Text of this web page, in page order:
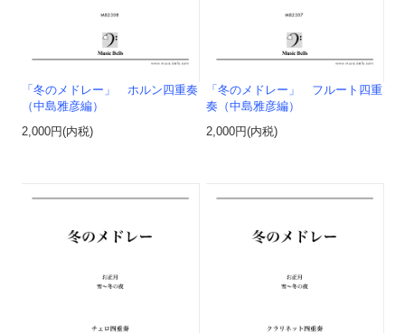
「冬のメドレー」 ホルン四重奏
（中島雅彦編）
2,000円(内税)
「冬のメドレー」 フルート四重
奏（中島雅彦編）
2,000円(内税)